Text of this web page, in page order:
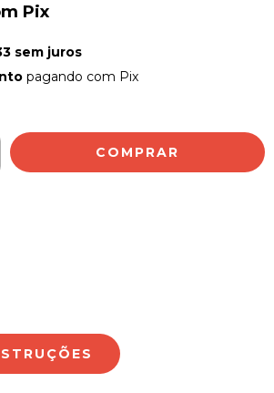
Pix
sem juros
pagando com Pix